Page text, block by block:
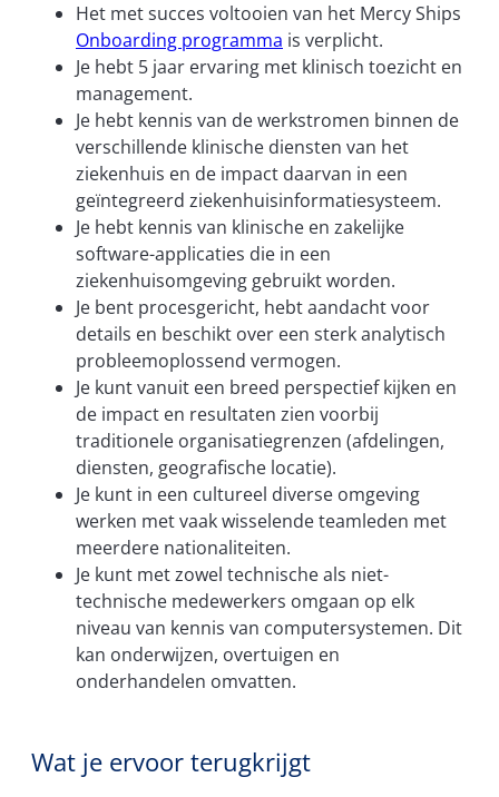
Het met succes voltooien van het Mercy Ships
Onboarding programma is verplicht.
Je hebt 5 jaar ervaring met klinisch toezicht en
management.
Je hebt kennis van de werkstromen binnen de
verschillende klinische diensten van het
ziekenhuis en de impact daarvan in een
geïntegreerd ziekenhuisinformatiesysteem.
Je hebt kennis van klinische en zakelijke
software-applicaties die in een
ziekenhuisomgeving gebruikt worden.
Je bent procesgericht, hebt aandacht voor
details en beschikt over een sterk analytisch
probleemoplossend vermogen.
Je kunt vanuit een breed perspectief kijken en
de impact en resultaten zien voorbij
traditionele organisatiegrenzen (afdelingen,
diensten, geografische locatie).
Je kunt in een cultureel diverse omgeving
werken met vaak wisselende teamleden met
meerdere nationaliteiten.
Je kunt met zowel technische als niet-
technische medewerkers omgaan op elk
niveau van kennis van computersystemen. Dit
kan onderwijzen, overtuigen en
onderhandelen omvatten.
Wat je ervoor terugkrijgt